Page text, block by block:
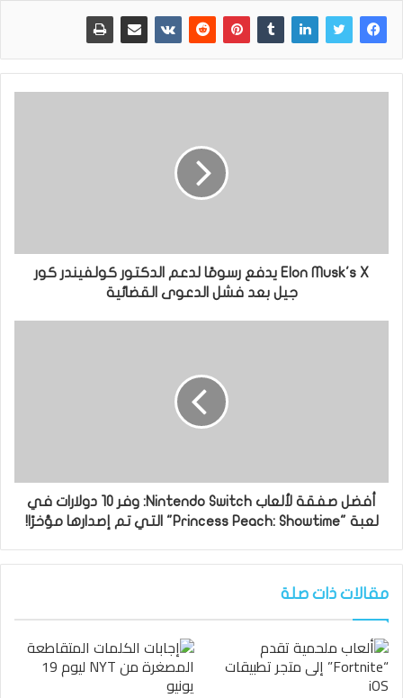
Elon Musk's X يدفع رسومًا لدعم الدكتور كولفيندر كور
جيل بعد فشل الدعوى القضائية
أفضل صفقة لألعاب Nintendo Switch: وفر 10 دولارات في
لعبة "Princess Peach: Showtime" التي تم إصدارها مؤخرًا!
مقالات ذات صلة